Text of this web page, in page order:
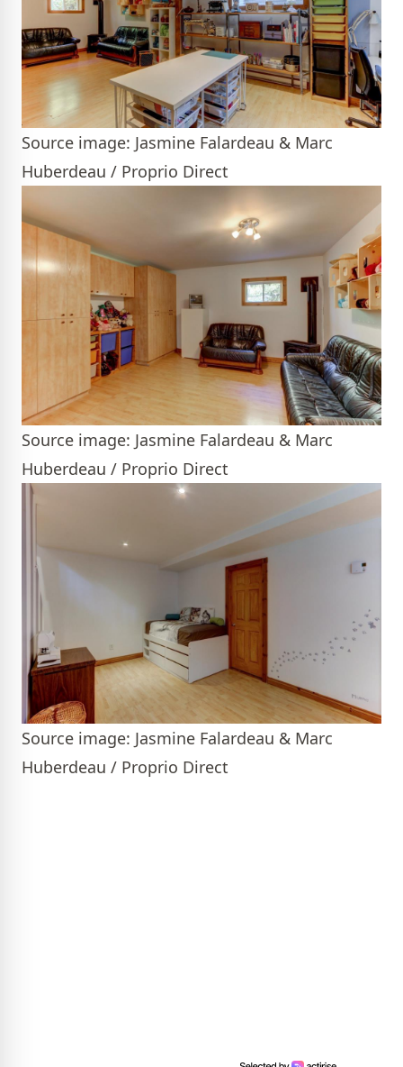
Source image: Jasmine Falardeau & Marc
Huberdeau / Proprio Direct
Source image: Jasmine Falardeau & Marc
Huberdeau / Proprio Direct
Source image: Jasmine Falardeau & Marc
Huberdeau / Proprio Direct